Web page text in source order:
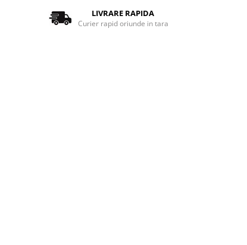
LIVRARE RAPIDA
Curier rapid oriunde in tara